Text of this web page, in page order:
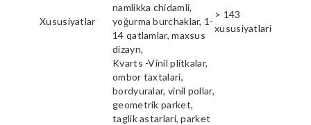
Xususiyatlar
namlikka chidamli,
yoğurma burchaklar, 1-
14 qatlamlar, maxsus
dizayn,
> 143
xususiyatlari
Kvarts -Vinil plitkalar,
ombor taxtalari,
bordyuralar, vinil pollar,
geometrik parket,
taglik astarlari, parket